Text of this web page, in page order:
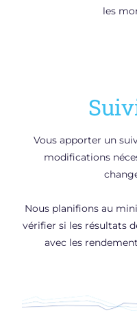
les
Vous apporter un
modifications
Nous planifions au
vérifier si les résultats
avec les